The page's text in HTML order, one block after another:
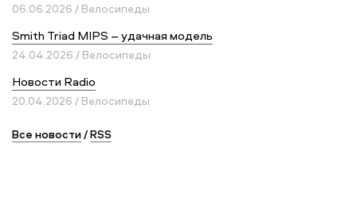
06.06.2026 / Велосипеды
Smith Triad MIPS – удачная модель
24.04.2026 / Велосипеды
Новости Radio
20.04.2026 / Велосипеды
Все новости/RSS